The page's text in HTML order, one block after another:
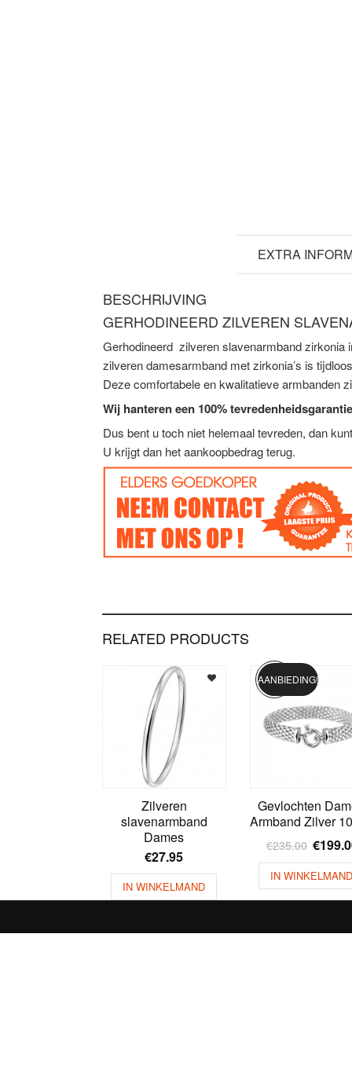
EXTRA
BESCHRIJVING
GERHODINEERD ZILVEREN
Gerhodineerd zilveren slavenarmband zirkonia
zilveren damesarmband met zirkonia’s is
Deze comfortabele en kwalitatieve armbanden
Wij hanteren een 100%
Dus bent u toch niet helemaal tevreden, dan
U krijgt dan het aankoopbedrag terug.
RELATED PRODUCTS
Zilveren
slavenarmband
Dames
€27.95
IN WINKELMAND
Gevlochten
Armband Zilver
€235.00 €
AANBIEDING!
IN WINKELMAND